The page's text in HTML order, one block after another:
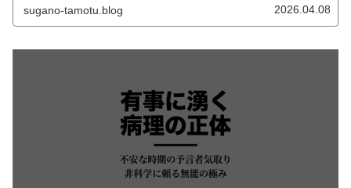
sugano-tamotu.blog 2026.04.08